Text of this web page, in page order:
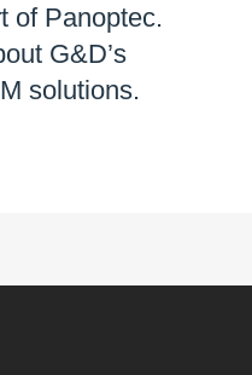
of Panoptec.
G&D’s
solutions.